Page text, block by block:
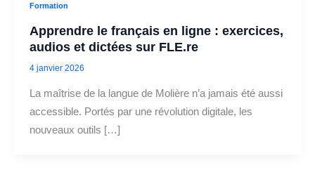
Formation
Apprendre le français en ligne : exercices,
audios et dictées sur FLE.re
4 janvier 2026
La maîtrise de la langue de Molière n’a jamais été aussi
accessible. Portés par une révolution digitale, les
nouveaux outils […]